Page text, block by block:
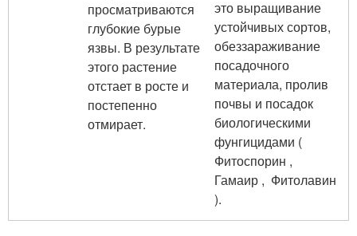
просматриваются
глубокие бурые
язвы. В результате
этого растение
отстает в росте и
постепенно
отмирает.
это выращивание
устойчивых сортов,
обеззараживание
посадочного
материала, пролив
почвы и посадок
биологическими
фунгицидами (
Фитоспорин ,
Гамаир , Фитолавин
).